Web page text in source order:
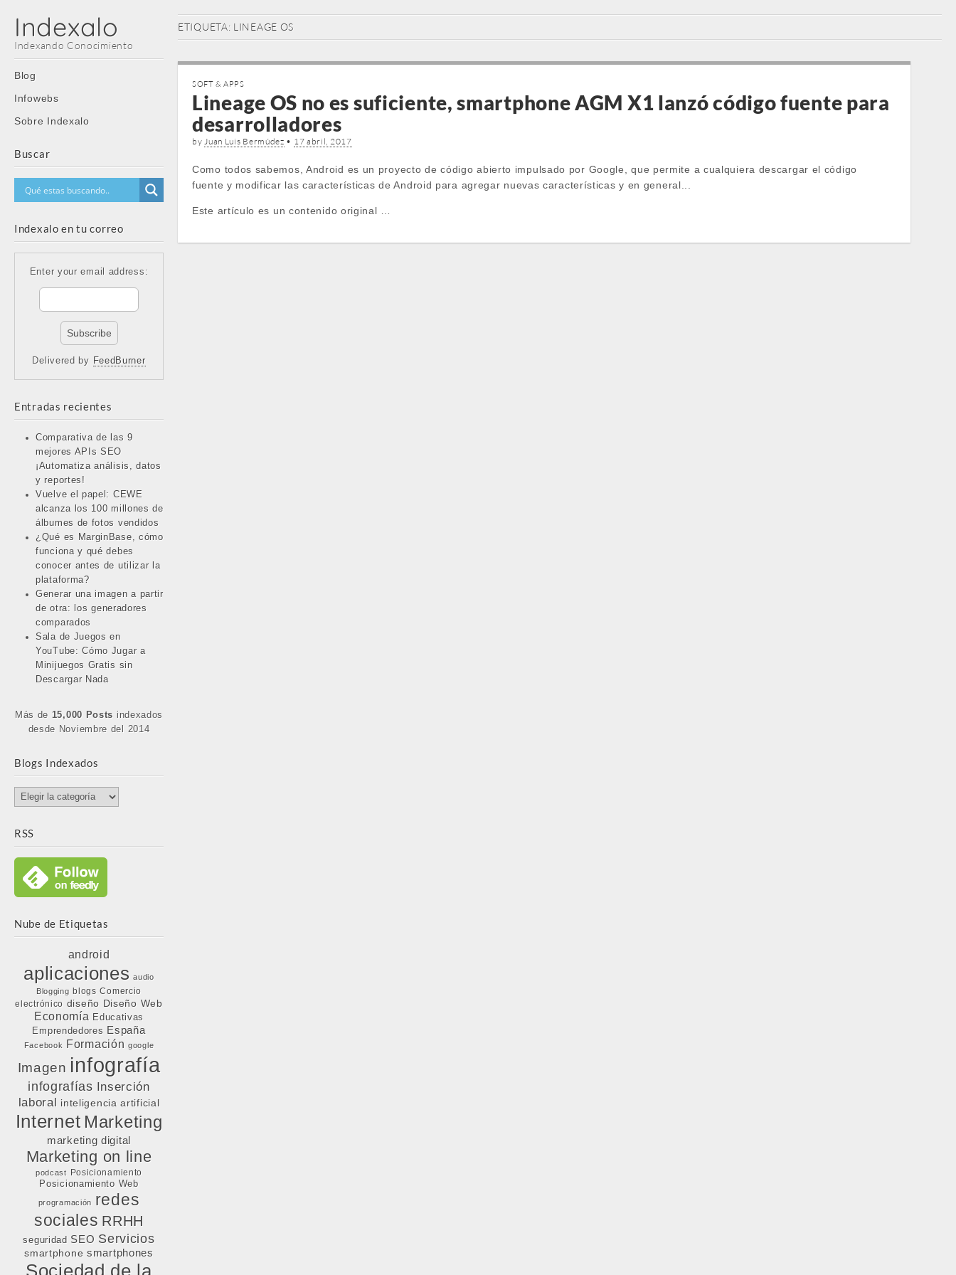
Indexalo
Indexando Conocimiento
Main
menu
Skip
content
Blog
Infowebs
Sobre Indexalo
Buscar
Indexalo en tu correo
Enter your email address:
Delivered by FeedBurner
Entradas recientes
Comparativa de las 9
mejores APIs SEO
¡Automatiza análisis, datos
y reportes!
Vuelve el papel: CEWE
alcanza los 100 millones de
álbumes de fotos vendidos
¿Qué es MarginBase, cómo
funciona y qué debes
conocer antes de utilizar la
plataforma?
Generar una imagen a partir
de otra: los generadores
comparados
Sala de Juegos en
YouTube: Cómo Jugar a
Minijuegos Gratis sin
Descargar Nada
Más de 15,000 Posts indexados
desde Noviembre del 2014
Blogs Indexados
Blogs
Indexados
RSS
Nube de Etiquetas
android
aplicaciones audio
Blogging blogs Comercio
electrónico diseño Diseño Web
Economía Educativas
Emprendedores España
Facebook Formación google
Imagen infografía
infografías Inserción
laboral inteligencia artificial
Internet Marketing
marketing digital
Marketing on line
podcast
Posicionamiento
Posicionamiento Web
programación redes
sociales RRHH
seguridad SEO Servicios
smartphone smartphones
Sociedad de la
ETIQUETA: LINEAGE OS
SOFT & APPS
Lineage OS no es suficiente, smartphone AGM X1 lanzó código fuente para
desarrolladores
byJuan Luis Bermúdez • 17 abril, 2017
Como todos sabemos, Android es un proyecto de código abierto impulsado por Google, que permite a cualquiera descargar el código
fuente y modificar las características de Android para agregar nuevas características y en general...
Este artículo es un contenido original …